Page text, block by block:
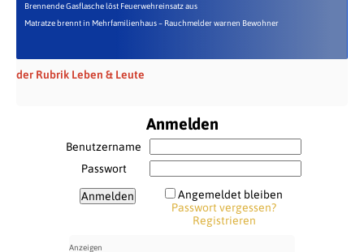
Brennende Gasflasche löst Feuerwehreinsatz aus
Matratze brennt in Mehrfamilienhaus – Rauchmelder warnen Bewohner
der Rubrik Leben & Leute
Anmelden
Benutzername
Passwort
Angemeldet bleiben
Passwort vergessen?
Registrieren